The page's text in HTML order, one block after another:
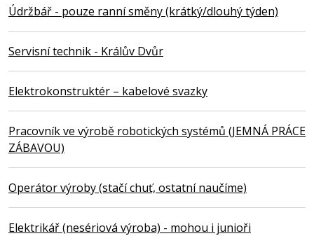
Údržbář - pouze ranní směny (krátký/dlouhý týden)
Servisní technik - Králův Dvůr
Elektrokonstruktér – kabelové svazky
Pracovník ve výrobě robotických systémů (JEMNÁ PRÁCE
ZÁBAVOU)
Operátor výroby (stačí chuť, ostatní naučíme)
Elektrikář (nesériová výroba) - mohou i junioři